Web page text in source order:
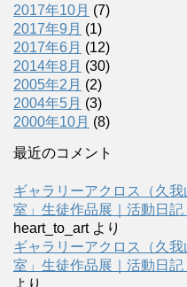
2017年10月 (7)
2017年9月 (1)
2017年6月 (12)
2014年8月 (30)
2005年2月 (2)
2004年5月 (3)
2000年10月 (8)
最近のコメント
ギャラリーアクロス（久
室」生徒作品展｜活動日記
heart_to_artより
ギャラリーアクロス（久
室」生徒作品展｜活動日記
より